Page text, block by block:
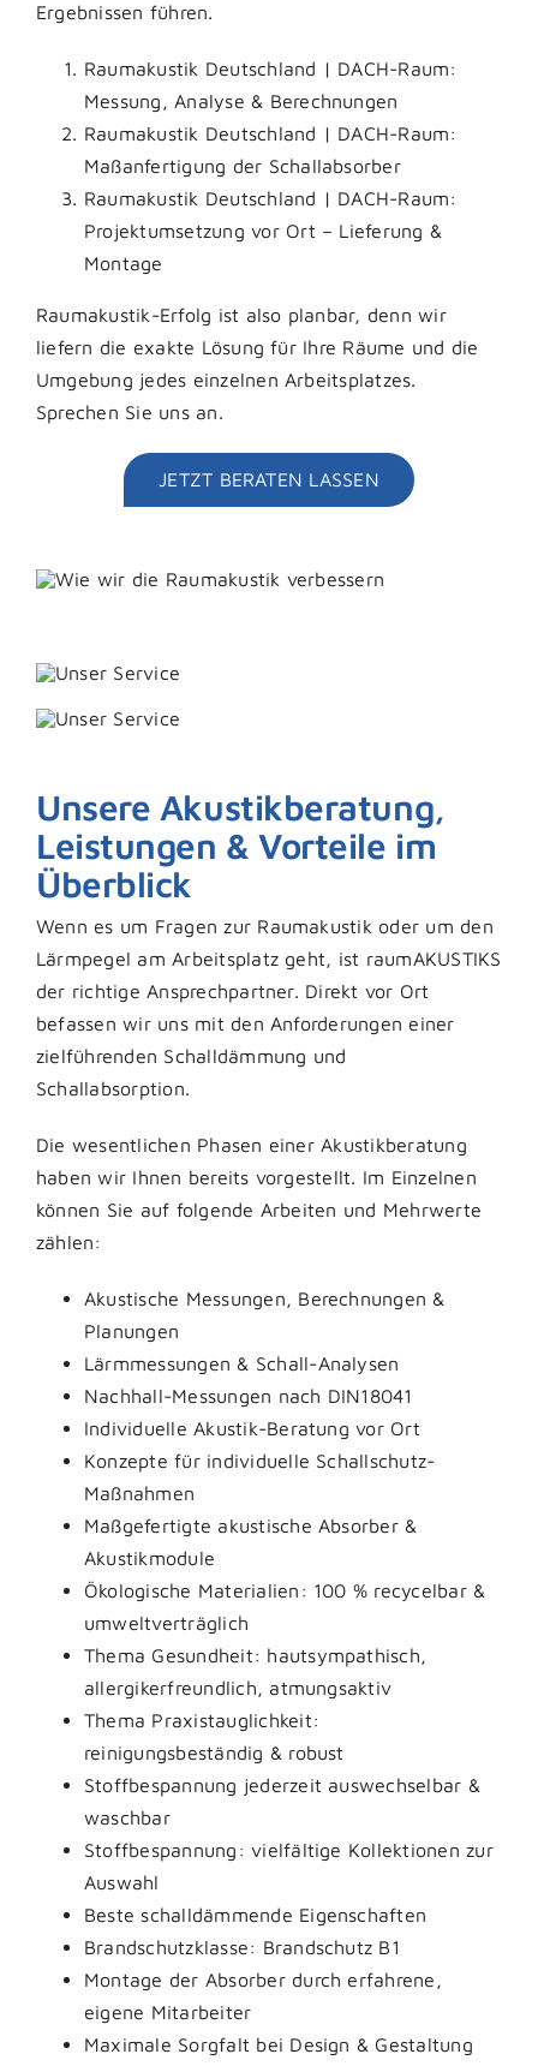
Ergebnissen führen.
Raumakustik Deutschland | DACH-Raum:
Messung, Analyse & Berechnungen
Raumakustik Deutschland | DACH-Raum:
Maßanfertigung der Schallabsorber
Raumakustik Deutschland | DACH-Raum:
Projektumsetzung vor Ort – Lieferung &
Montage
Raumakustik-Erfolg ist also planbar, denn wir
liefern die exakte Lösung für Ihre Räume und die
Umgebung jedes einzelnen Arbeitsplatzes.
Sprechen Sie uns an.
JETZT BERATEN LASSEN
Unsere Akustikberatung,
Leistungen & Vorteile im
Überblick
Wenn es um Fragen zur Raumakustik oder um den
Lärmpegel am Arbeitsplatz geht, ist raumAKUSTIKS
der richtige Ansprechpartner. Direkt vor Ort
befassen wir uns mit den Anforderungen einer
zielführenden Schalldämmung und
Schallabsorption.
Die wesentlichen Phasen einer Akustikberatung
haben wir Ihnen bereits vorgestellt. Im Einzelnen
können Sie auf folgende Arbeiten und Mehrwerte
zählen:
Akustische Messungen, Berechnungen &
Planungen
Lärmmessungen & Schall-Analysen
Nachhall-Messungen nach DIN18041
Individuelle Akustik-Beratung vor Ort
Konzepte für individuelle Schallschutz-
Maßnahmen
Maßgefertigte akustische Absorber &
Akustikmodule
Ökologische Materialien: 100 % recycelbar &
umweltverträglich
Thema Gesundheit: hautsympathisch,
allergikerfreundlich, atmungsaktiv
Thema Praxistauglichkeit:
reinigungsbeständig & robust
Stoffbespannung jederzeit auswechselbar &
waschbar
Stoffbespannung: vielfältige Kollektionen zur
Auswahl
Beste schalldämmende Eigenschaften
Brandschutzklasse: Brandschutz B1
Montage der Absorber durch erfahrene,
eigene Mitarbeiter
Maximale Sorgfalt bei Design & Gestaltung